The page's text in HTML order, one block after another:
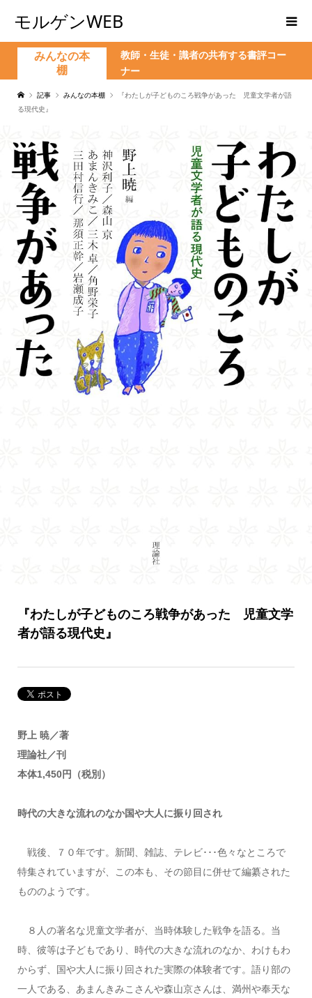
モルゲンWEB
みんなの本
棚
教師・生徒・識者の共有する書評コー
ナー
記事 みんなの本棚
『わたしが子どものころ戦争があった 児童文学者が語
る現代史』
『わたしが子どものころ戦争があった 児童文学
者が語る現代史』
野上 暁／著
理論社／刊
本体1,450円（税別）
時代の大きな流れのなか国や大人に振り回され
戦後、７０年です。新聞、雑誌、テレビ･･･色々なところで
特集されていますが、この本も、その節目に併せて編纂された
もののようです。
８人の著名な児童文学者が、当時体験した戦争を語る。当
時、彼等は子どもであり、時代の大きな流れのなか、わけもわ
からず、国や大人に振り回された実際の体験者です。語り部の
一人である、あまんきみこさんや森山京さんは、満州や奉天な